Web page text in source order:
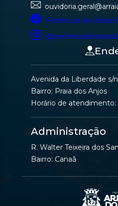
Prefeitura de Arraial
Avenida da Liberdade s/n
Bairro: Praia dos Anjos
Horário de
Administração
R. Walter Teixeira dos
Bairro: Canaã